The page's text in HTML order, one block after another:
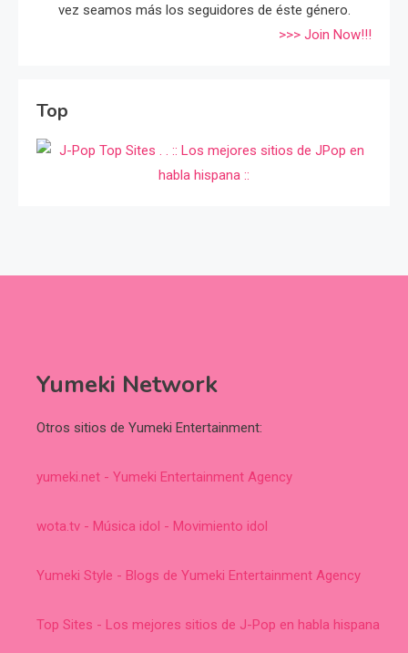
vez seamos más los seguidores de éste género.
>>> Join Now!!!
Top
Yumeki Network
Otros sitios de Yumeki Entertainment:
yumeki.net - Yumeki Entertainment Agency
wota.tv - Música idol - Movimiento idol
Yumeki Style - Blogs de Yumeki Entertainment Agency
Top Sites - Los mejores sitios de J-Pop en habla hispana